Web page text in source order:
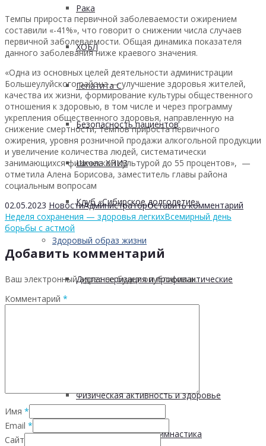
Рака
ХОБЛ
Гепатита С
Безопасность пациентов
Школа ХНИЗ
Клуб «Сибирское долголетие»
Здоровый образ жизни
Диспансеризация и профилактические
Физическая активность и здоровье
Производственная гимнастика
Темпы прироста первичной заболеваемости ожирением
составили «-41%», что говорит о снижении числа случаев
первичной заболеваемости. Общая динамика показателя
данного заболевания ниже краевого значения.
«Одна из основных целей деятельности администрации
Большеулуйского района — улучшение здоровья жителей,
качества их жизни, формирование культуры общественного
отношения к здоровью, в том числе и через программу
укрепления общественного здоровья, направленную на
снижение смертности, темпов прироста первичного
ожирения, уровня розничной продажи алкогольной продукции
и увеличение количества людей, систематически
занимающихся физической культурой до 55 процентов», —
отметила Алена Борисова, заместитель главы района
социальным вопросам
02.05.2023 НовостиАдминистраторОставить комментарий
Неделя сохранения — здоровья легкихВсемирный день
борьбы с астмой
Добавить комментарий
Ваш электронный адрес не будет опубликован.
Комментарий *
Имя *
Email *
Сайт